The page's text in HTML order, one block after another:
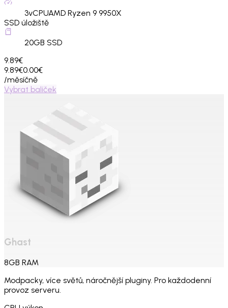
3vCPUAMD Ryzen 9 9950X
SSD úložiště
20GB SSD
9.89€
9.89€0.00€
/měsíčně
Vybrat balíček
Ghast
8GB RAM
Modpacky, více světů, náročnější pluginy. Pro každodenní
provoz serveru.